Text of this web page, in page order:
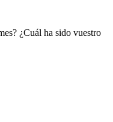
¿Cuál ha sido vuestro